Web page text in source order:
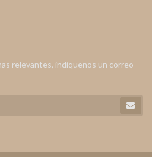
relevantes, indiquenos un correo